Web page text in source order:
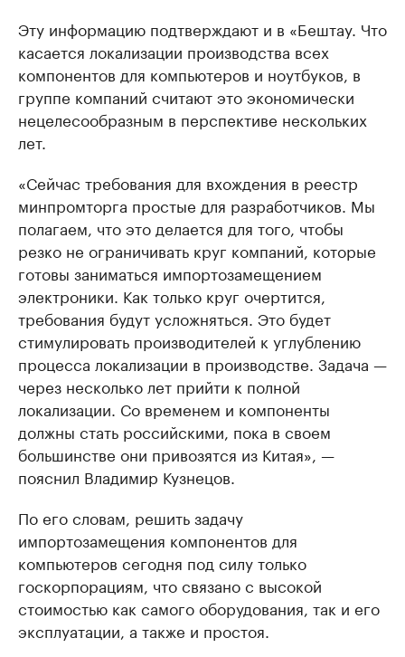
Эту информацию подтверждают и в «Бештау. Что
касается локализации производства всех
компонентов для компьютеров и ноутбуков, в
группе компаний считают это экономически
нецелесообразным в перспективе нескольких
лет.
«Сейчас требования для вхождения в реестр
минпромторга простые для разработчиков. Мы
полагаем, что это делается для того, чтобы
резко не ограничивать круг компаний, которые
готовы заниматься импортозамещением
электроники. Как только круг очертится,
требования будут усложняться. Это будет
стимулировать производителей к углублению
процесса локализации в производстве. Задача —
через несколько лет прийти к полной
локализации. Со временем и компоненты
должны стать российскими, пока в своем
большинстве они привозятся из Китая», —
пояснил Владимир Кузнецов.
По его словам, решить задачу
импортозамещения компонентов для
компьютеров сегодня под силу только
госкорпорациям, что связано с высокой
стоимостью как самого оборудования, так и его
эксплуатации, а также и простоя.